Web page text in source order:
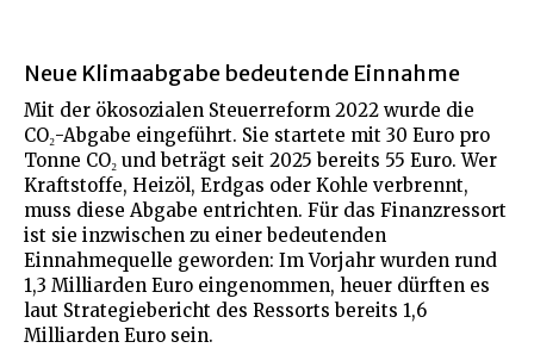
Neue Klimaabgabe bedeutende Einnahme
Mit der ökosozialen Steuerreform 2022 wurde die
CO₂-Abgabe eingeführt. Sie startete mit 30 Euro pro
Tonne CO₂ und beträgt seit 2025 bereits 55 Euro. Wer
Kraftstoffe, Heizöl, Erdgas oder Kohle verbrennt,
muss diese Abgabe entrichten. Für das Finanzressort
ist sie inzwischen zu einer bedeutenden
Einnahmequelle geworden: Im Vorjahr wurden rund
1,3 Milliarden Euro eingenommen, heuer dürften es
laut Strategiebericht des Ressorts bereits 1,6
Milliarden Euro sein.